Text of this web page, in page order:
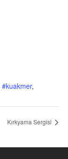
#kuakmer,
Kırkyama Sergisi